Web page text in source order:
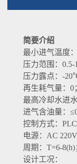
简要介绍
最小进气温度
压力范围：0.5-
压力露点：-
再生耗气量：0
最高冷却水进
进气含油量：
控制方式：PLC
电源：AC
周期：T=6-8(h)
设计工况：